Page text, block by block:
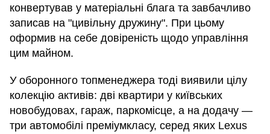
конвертував у матеріальні блага та завбачливо
записав на "цивільну дружину". При цьому
оформив на себе довіреність щодо управління
цим майном.
У оборонного топменеджера тоді виявили цілу
колекцію активів: дві квартири у київських
новобудовах, гараж, паркомісце, а на додачу —
три автомобілі преміумкласу, серед яких Lexus